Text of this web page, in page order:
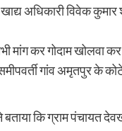
अधिकारी विवेक
मांग कर गोदाम खोलवा
गांव अमृतपुर के
कि ग्राम पंचायत